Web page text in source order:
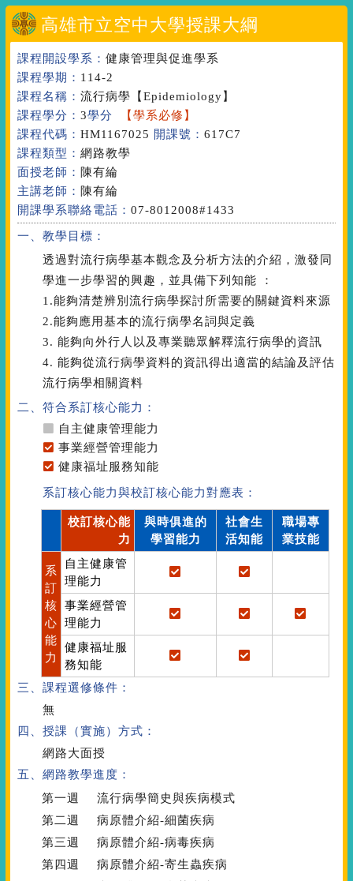
高雄市立空中大學授課大綱
課程開設學系： 健康管理與促進學系
課程學期： 114-2
課程名稱： 流行病學 【Epidemiology】
課程學分： 3學分
【學系必修】
課程代碼： HM1167025 開課號： 617C7
課程類型： 網路教學
面授老師： 陳有綸
主講老師： 陳有綸
開課學系聯絡電話： 07-8012008#1433
一、教學目標：
透過對流行病學基本觀念及分析方法的介紹，激發同
學進一步學習的興趣，並具備下列知能 ：
1.能夠清楚辨別流行病學探討所需要的關鍵資料來源
2.能夠應用基本的流行病學名詞與定義
3. 能夠向外行人以及專業聽眾解釋流行病學的資訊
4. 能夠從流行病學資料的資訊得出適當的結論及評估
流行病學相關資料
二、符合系訂核心能力：
自主健康管理能力
事業經營管理能力
健康福址服務知能
系訂核心能力與校訂核心能力對應表：
校訂核心能
力
與時俱進的
學習能力
社會生
活知能
職場專
業技能
系
訂
核
心
能
力
自主健康管
理能力
事業經營管
理能力
健康福址服
務知能
三、課程選修條件：
無
四、授課（實施）方式：
網路大面授
五、網路教學進度：
第一週
流行病學簡史與疾病模式
第二週
病原體介紹-細菌疾病
第三週
病原體介紹-病毒疾病
第四週
病原體介紹-寄生蟲疾病